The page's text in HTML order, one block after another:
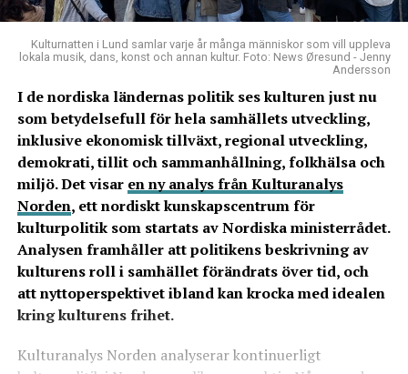
Kulturnatten i Lund samlar varje år många människor som vill uppleva
lokala musik, dans, konst och annan kultur. Foto: News Øresund - Jenny
Andersson
I de nordiska ländernas politik ses kulturen just nu
som betydelsefull för hela samhällets utveckling,
inklusive ekonomisk tillväxt, regional utveckling,
demokrati, tillit och sammanhållning, folkhälsa och
miljö. Det visar en ny analys från Kulturanalys
Norden, ett nordiskt kunskapscentrum för
kulturpolitik som startats av Nordiska ministerrådet.
Analysen framhåller att politikens beskrivning av
kulturens roll i samhället förändrats över tid, och
att nyttoperspektivet ibland kan krocka med idealen
kring kulturens frihet.
Kulturanalys Norden analyserar kontinuerligt